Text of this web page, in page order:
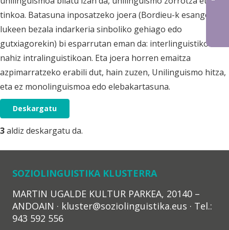
tinkoa. Batasuna inposatzeko joera (Bordieu-k esango
lukeen bezala indarkeria sinboliko gehiago edo
gutxiagorekin) bi esparrutan eman da: interlinguistikoan
nahiz intralinguistikoan. Eta joera horren emaitza
azpimarratzeko erabili dut, hain zuzen, Unilinguismo hitza,
eta ez monolinguismoa edo elebakartasuna.
Deskargatu
3aldiz deskargatu da.
SOZIOLINGUISTIKA KLUSTERRA
MARTIN UGALDE KULTUR PARKEA, 20140 –
ANDOAIN · kluster@soziolinguistika.eus · Tel.:
943 592 556